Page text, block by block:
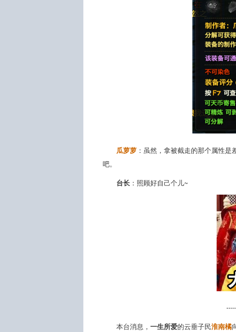
瓜萝萝 ：虽然，拿被截走的那个属性
吧。
台长 ：照顾好自己个儿~
本台消息， 一生所爱的云垂子民淮南橘